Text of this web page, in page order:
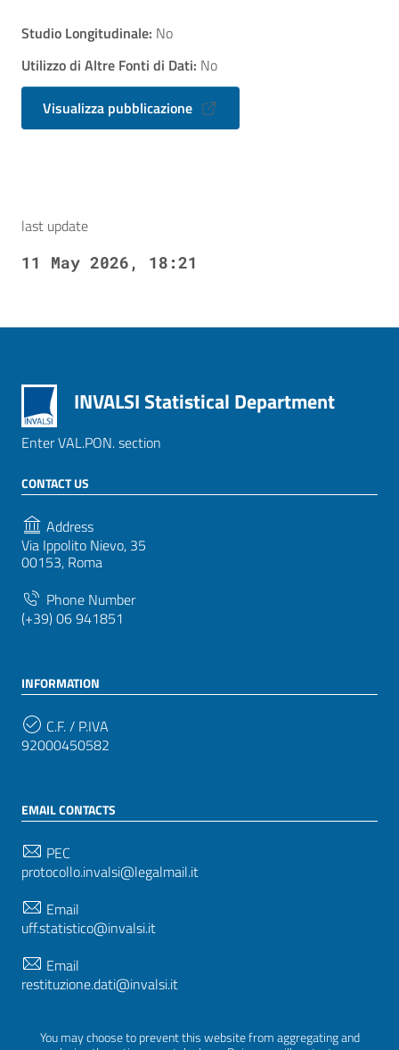
You may choose to prevent this website from aggregating and
Studio Longitudinale: No
Utilizzo di Altre Fonti di Dati: No
Visualizza pubblicazione
last update
11 May 2026, 18:21
INVALSI Statistical Department
Enter VAL.PON. section
CONTACT US
Address
Via Ippolito Nievo, 35
00153, Roma
Phone Number
(+39) 06 941851
INFORMATION
C.F. / P.IVA
92000450582
EMAIL CONTACTS
PEC
protocollo.invalsi@legalmail.it
Email
uff.statistico@invalsi.it
Email
restituzione.dati@invalsi.it